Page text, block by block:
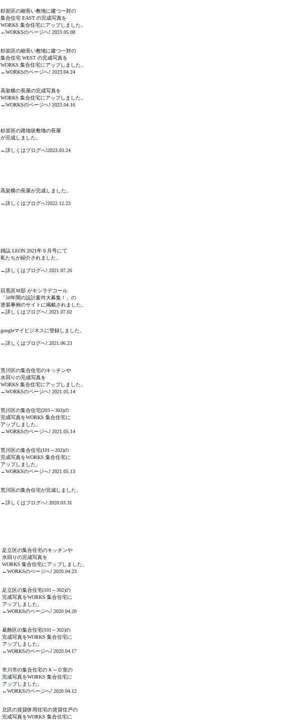
杉並区の細長い敷地に建つ一対の
集合住宅 EAST の完成写真を
WORKS 集合住宅にアップしました。
←WORKSのページへ! 2023.05.08
杉並区の細長い敷地に建つ一対の
集合住宅 WEST の完成写真を
WORKS 集合住宅にアップしました。
←WORKSのページへ! 2023.04.24
高架横の長屋の完成写真を
WORKS 集合住宅にアップしました。
←WORKSのページへ! 2023.04.16
杉並区の路地状敷地の長屋
が完成しました。
←詳しくはブログへ!2023.03.24
高架横の長屋が完成しました。
←詳しくはブログへ!2022.12.23
雑誌 LEON 2021年９月号にて
私たちが紹介されました。
←詳しくはブログへ! 2021.07.26
目黒区Ｍ邸 がキシラデコール
「50年間の設計案件大募集！」の
塗装事例のサイトに掲載されました。
←詳しくはブログへ! 2021.07.02
googleマイビジネスに登録しました。
←詳しくはブログへ! 2021.06.23
荒川区の集合住宅のキッチンや
水回りの完成写真を
WORKS 集合住宅にアップしました。
←WORKSのページへ! 2021.05.14
荒川区の集合住宅(203～303)の
完成写真をWORKS 集合住宅に
アップしました。
←WORKSのページへ! 2021.05.14
荒川区の集合住宅(101～202)の
完成写真をWORKS 集合住宅に
アップしました。
←WORKSのページへ! 2021.05.13
荒川区の集合住宅が完成しました。
←詳しくはブログへ! 2020.03.31
足立区の集合住宅のキッチンや
水回りの完成写真を
WORKS 集合住宅にアップしました。
←WORKSのページへ! 2020.04.23
足立区の集合住宅(101～302)の
完成写真をWORKS 集合住宅に
アップしました。
←WORKSのページへ! 2020.04.20
葛飾区の集合住宅(101～302)の
完成写真をWORKS 集合住宅に
アップしました。
←WORKSのページへ! 2020.04.17
市川市の集合住宅のＡ～Ｄ室の
完成写真をWORKS 集合住宅に
アップしました。
←WORKSのページへ! 2020.04.12
北区の賃貸併用住宅の賃貸住戸の
完成写真をWORKS 集合住宅に